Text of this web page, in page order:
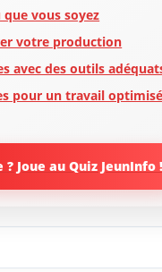
vous soyez
votre production
avec des outils
pour un travail optimisé
Joue au Quiz JeunInfo !